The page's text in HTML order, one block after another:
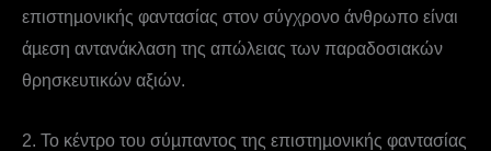
επιστηµονικής φαντασίας στον σύγχρονο άνθρωπο είναι
άµεση αντανάκλαση της απώλειας των παραδοσιακών
θρησκευτικών αξιών.
2. Το κέντρο του σύµπαντος της επιστηµονικής φαντασίας